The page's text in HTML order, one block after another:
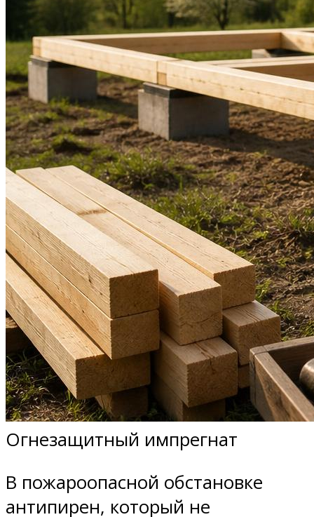
Огнезащитный импрегнат
В пожароопасной обстановке
антипирен, который не